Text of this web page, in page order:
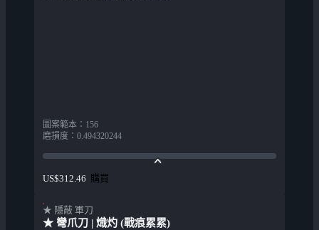
圖案範本 ： 156
磨損度 ： 0.494320244
US$312.46 購買
★ 隱蔽 軍刀
★ 彎爪刀 | 熾灼 (戰痕累累)